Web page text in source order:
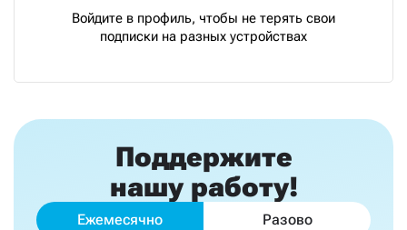
Войдите в профиль, чтобы не терять свои
подписки на разных устройствах
Поддержите
нашу работу!
Ежемесячно Разово